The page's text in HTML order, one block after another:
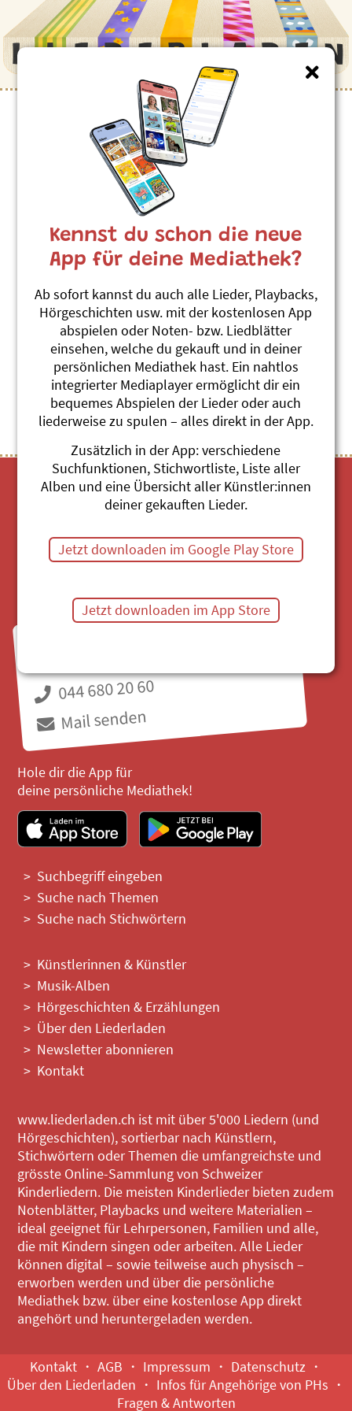
Kinderlieder zum Thema
”Maulwurf”
Muuling und Schmätterwurf
Linard Bardill
Luege, was de Mond so macht
#Maulwurf #Schmetterling
Maulling und Schmetterwurf
Linard Bardill
Gucken, was der Mond so macht
#Maulwurf #Schmetterling
Themenübersicht Stichwörter A-Z
044 680 20 60
Mail senden
Hole dir die App für
deine persönliche Mediathek!
Suchbegriff eingeben
Suche nach Themen
Suche nach Stichwörtern
Künstlerinnen & Künstler
Musik-Alben
Hörgeschichten & Erzählungen
Über den Liederladen
Newsletter abonnieren
Kontakt
www.liederladen.ch ist mit über 5'000 Liedern (und
Hörgeschichten), sortierbar nach Künstlern,
Stichwörtern oder Themen die umfangreichste und
grösste Online-Sammlung von Schweizer
Kinderliedern. Die meisten Kinderlieder bieten zudem
Notenblätter, Playbacks und weitere Materialien –
ideal geeignet für Lehrpersonen, Familien und alle,
die mit Kindern singen oder arbeiten. Alle Lieder
können digital – sowie teilweise auch physisch –
erworben werden und über die persönliche
Mediathek bzw. über eine kostenlose App direkt
angehört und heruntergeladen werden.
Kontakt AGB Impressum
Datenschutz
Über den Liederladen
Infos für Angehörige von PHs
Fragen & Antworten
Kennst du schon die neue
App für deine Mediathek?
Ab sofort kannst du auch alle Lieder, Playbacks,
Hörgeschichten usw. mit der kostenlosen App
abspielen oder Noten- bzw. Liedblätter
einsehen, welche du gekauft und in deiner
persönlichen Mediathek hast. Ein nahtlos
integrierter Mediaplayer ermöglicht dir ein
bequemes Abspielen der Lieder oder auch
liederweise zu spulen – alles direkt in der App.
Zusätzlich in der App: verschiedene
Suchfunktionen, Stichwortliste, Liste aller
Alben und eine Übersicht aller Künstler:innen
deiner gekauften Lieder.
Jetzt downloaden im Google Play Store
Jetzt downloaden im App Store